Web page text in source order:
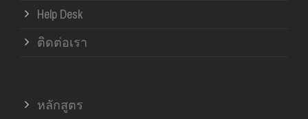
Help Desk
ติดต่อเรา
หลักสูตร